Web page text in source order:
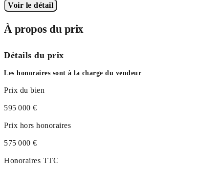
Voir le détail
À propos du prix
Détails du prix
Les honoraires sont à la charge du vendeur
Prix du bien
595 000 €
Prix hors honoraires
575 000 €
Honoraires TTC